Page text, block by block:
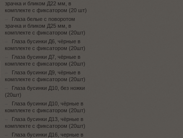
зрачка и бликом Д22 мм, в
комплекте с фиксатором (20 шт)
Глаза белые с поворотом
зрачка и бликом Д25 мм, в
комплекте с фиксатором (20шт)
Глаза бусинки Д6, чёрные в
комплекте с фиксатором (20шт)
Глаза бусинки Д7, чёрные в
комплекте с фиксатором (20шт)
Глаза бусинки Д9, чёрные в
комплекте с фиксатором (20шт)
Глаза бусинки Д10, без ножки
(20шт)
Глаза бусинки Д10, чёрные в
комплекте с фиксатором (20шт)
Глаза бусинки Д13, чёрные в
комплекте с фиксатором (20шт)
Глаза бусинки Д16, черные в